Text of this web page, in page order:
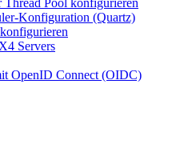
Thread Pool konfigurieren
Konfiguration (Quartz)
Servers
OpenID Connect (OIDC)